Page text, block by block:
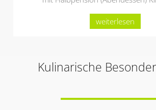
weiterlesen
Kulinarische